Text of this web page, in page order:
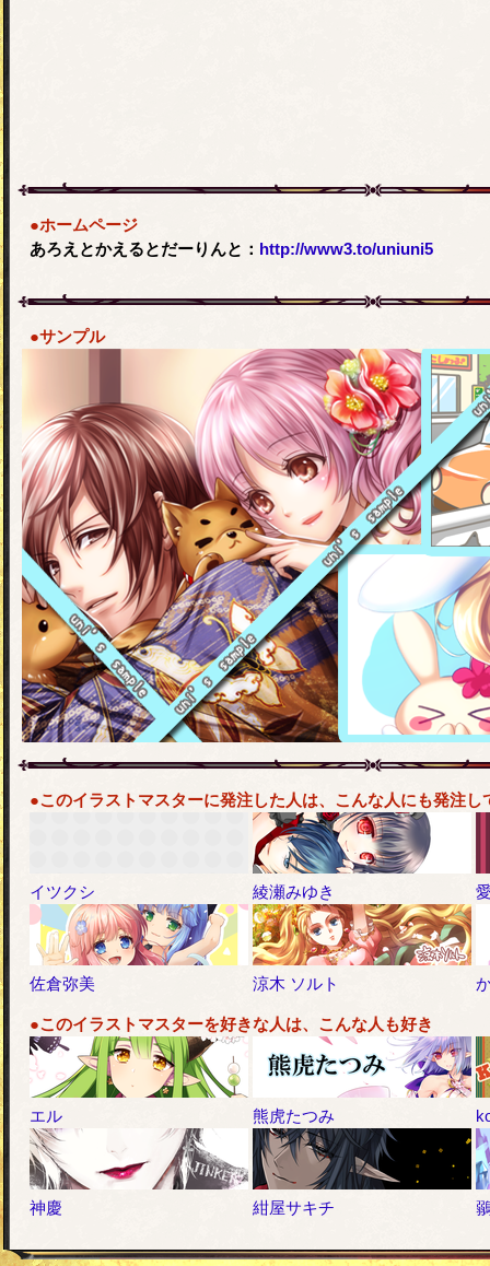
●ホームページ
あろえとかえるとだーりんと： http://www3.to/uniuni5
●サンプル
●このイラストマスターに発注した人は、こんな人にも発注し
イツクシ 綾瀬みゆき
佐倉弥美 涼木 ソルト
●このイラストマスターを好きな人は、こんな人も好き
エル 熊虎たつみ
神慶 紺屋サキチ